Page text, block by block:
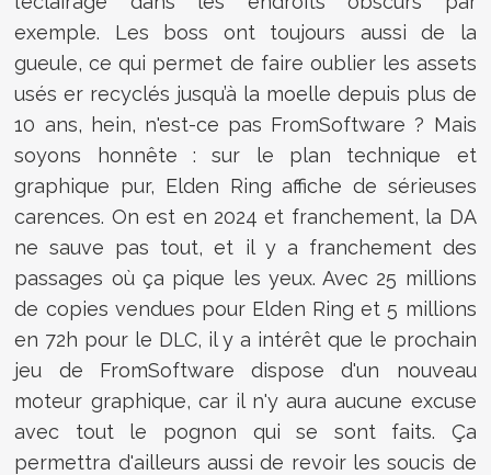
exemple. Les boss ont toujours aussi de la
gueule, ce qui permet de faire oublier les assets
usés er recyclés jusqu’à la moelle depuis plus de
10 ans, hein, n'est-ce pas FromSoftware ? Mais
soyons honnête : sur le plan technique et
graphique pur, Elden Ring affiche de sérieuses
carences. On est en 2024 et franchement, la DA
ne sauve pas tout, et il y a franchement des
passages où ça pique les yeux. Avec 25 millions
de copies vendues pour Elden Ring et 5 millions
en 72h pour le DLC, il y a intérêt que le prochain
jeu de FromSoftware dispose d'un nouveau
moteur graphique, car il n'y aura aucune excuse
avec tout le pognon qui se sont faits. Ça
permettra d'ailleurs aussi de revoir les soucis de